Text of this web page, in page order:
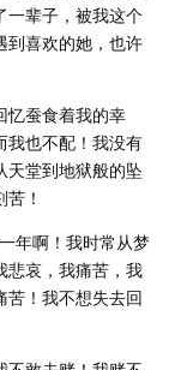
一辈子，被我这个
到喜欢的她，也许
忆蚕食着我的幸
我也不配！我没有
天堂到地狱般的坠
！
年啊！我时常从梦
悲哀，我痛苦，我
苦！我不想失去回